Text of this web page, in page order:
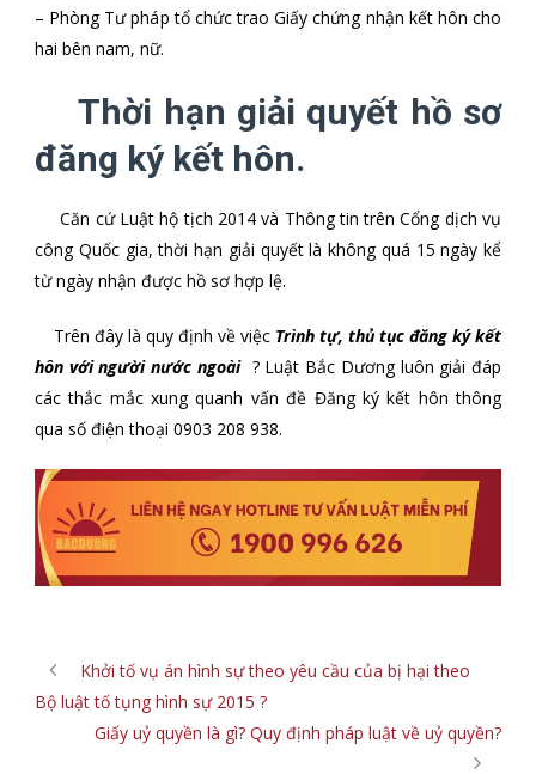
– Phòng Tư pháp tổ chức trao Giấy chứng nhận kết hôn cho
hai bên nam, nữ.
Thời hạn giải quyết hồ sơ
đăng ký kết hôn.
Căn cứ Luật hộ tịch 2014 và Thông tin trên Cổng dịch vụ
công Quốc gia, thời hạn giải quyết là không quá 15 ngày kể
từ ngày nhận được hồ sơ hợp lệ.
Trên đây là quy định về việc Trình tự, thủ tục đăng ký kết
hôn với người nước ngoài ? Luật Bắc Dương luôn giải đáp
các thắc mắc xung quanh vấn đề Đăng ký kết hônthông
qua số điện thoại 0903 208 938.
Khởi tố vụ án hình sự theo yêu cầu của bị hại theo
Bộ luật tố tụng hình sự 2015 ?
Giấy uỷ quyền là gì? Quy định pháp luật về uỷ quyền?